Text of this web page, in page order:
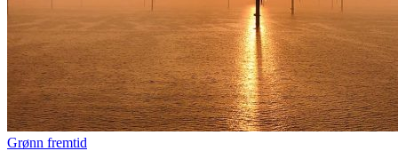
Grønn fremtid